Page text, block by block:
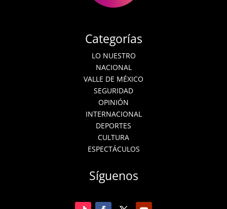
Categorías
LO NUESTRO
NACIONAL
VALLE DE MÉXICO
SEGURIDAD
OPINIÓN
INTERNACIONAL
DEPORTES
CULTURA
ESPECTÁCULOS
Síguenos